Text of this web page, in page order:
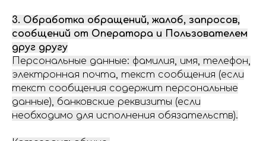
3. Обработка обращений, жалоб, запросов,
сообщений от Оператора и Пользователем
друг другу
Персональные данные: фамилия, имя, телефон,
электронная почта, текст сообщения (если
текст сообщения содержит персональные
данные), банковские реквизиты (если
необходимо для исполнения обязательств).